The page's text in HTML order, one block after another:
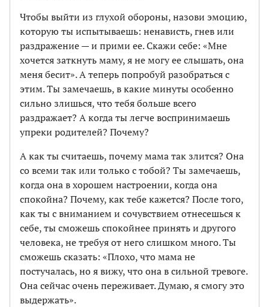
Чтобы выйти из глухой обороны, назови эмоцию,
которую ты испытываешь: ненависть, гнев или
раздражение — и прими ее. Скажи себе: «Мне
хочется заткнуть маму, я не могу ее слышать, она
меня бесит». А теперь попробуй разобраться с
этим. Ты замечаешь, в какие минуты особенно
сильно злишься, что тебя больше всего
раздражает? А когда ты легче воспринимаешь
упреки родителей? Почему?
А как ты считаешь, почему мама так злится? Она
со всеми так или только с тобой? Ты замечаешь,
когда она в хорошем настроении, когда она
спокойна? Почему, как тебе кажется? После того,
как ты с вниманием и сочувствием отнесешься к
себе, ты сможешь спокойнее принять и другого
человека, не требуя от него слишком много. Ты
сможешь сказать: «Плохо, что мама не
постучалась, но я вижу, что она в сильной тревоге.
Она сейчас очень переживает. Думаю, я смогу это
выдержать».